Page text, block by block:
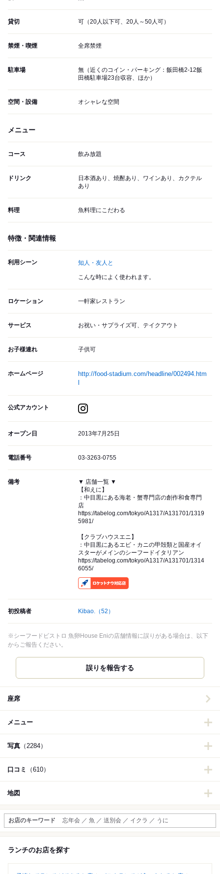
貸切 可（20人以下可、20人～50人可）
禁煙・喫煙 全席禁煙
駐車場
無（近くのコイン・パーキング：飯田橋2-12飯
田橋駐車場23台収容、ほか）
空間・設備 オシャレな空間
メニュー
コース 飲み放題
ドリンク
日本酒あり、焼酎あり、ワインあり、カクテル
あり
料理 魚料理にこだわる
特徴・関連情報
利用シーン 知人・友人と
こんな時によく使われます。
ロケーション 一軒家レストラン
サービス お祝い・サプライズ可、テイクアウト
お子様連れ 子供可
ホームページ
http://food-stadium.com/headline/002494.htm
公式アカウント
オープン日 2013年7月25日
電話番号 03-3263-0755
備考
▼ 店舗一覧 ▼
【和えに】
：中目黒にある海老・蟹専門店の創作和食専門
店
https://tabelog.com/tokyo/A1317/A131701/1319
5981/
【クラブハウスエニ】
：中目黒にあるエビ・カニの甲殻類と国産オイ
スターがメインのシーフードイタリアン
https://tabelog.com/tokyo/A1317/A131701/1314
6055/
初投稿者 Kibao. （52）
※シーフードビストロ 魚卵House Eniの店舗情報に誤りがある場合は、以下
からご報告ください。
誤りを報告する
座席
メニュー
写真 （2284）
口コミ （610）
地図
お店のキーワード 忘年会 ／ 魚 ／ 送別会 ／ イクラ ／ うに
ランチのお店を探す